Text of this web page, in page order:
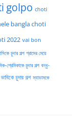
golpo choti
bangla choti
2022 vai bon
চুদার গল্প গ্রামের মেয়ে
প্রেমিকাকে চুদার গল্প বন্ধু-
ভাবিকে চুদার গল্প ম্যাডামকে